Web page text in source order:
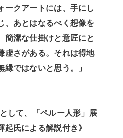
ークアートには、手にし
、あとはなるべく想像を
簡潔な仕掛けと意匠にと
虚さがある。それは得地
縁ではないと思う。」
して、「ペルー人形」展
起氏による解説付き》